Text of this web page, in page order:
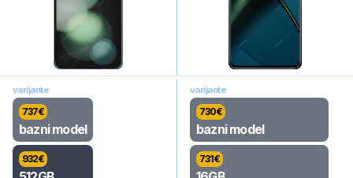
varijante
737€
bazni model
932€
varijante
730€
bazni model
731€